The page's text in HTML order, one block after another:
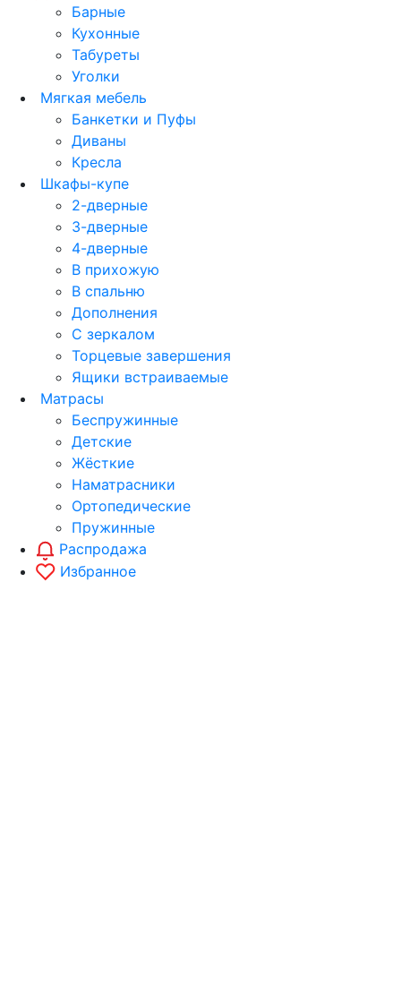
Барные
Кухонные
Табуреты
Уголки
Мягкая мебель
Банкетки и Пуфы
Диваны
Кресла
Шкафы-купе
2-дверные
3-дверные
4-дверные
В прихожую
В спальню
Дополнения
С зеркалом
Торцевые завершения
Ящики встраиваемые
Матрасы
Беспружинные
Детские
Жёсткие
Наматрасники
Ортопедические
Пружинные
Распродажа
Избранное